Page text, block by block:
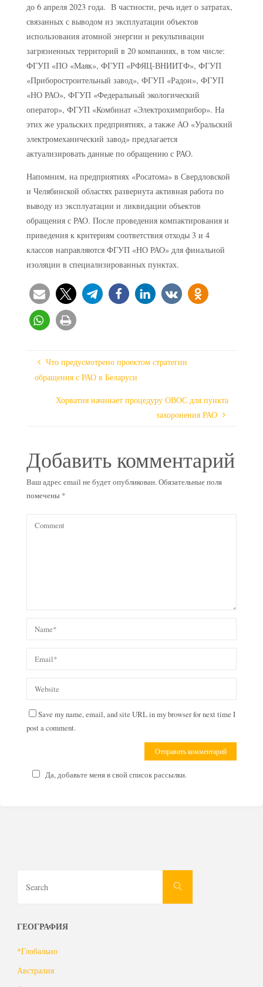
до 6 апреля 2023 года. В частности, речь идет о затратах,
связанных с выводом из эксплуатации объектов
использования атомной энергии и рекультивации
загрязненных территорий в 20 компаниях, в том числе:
ФГУП «ПО «Маяк», ФГУП «РФЯЦ-ВНИИТФ», ФГУП
«Приборостроительный завод», ФГУП «Радон», ФГУП
«НО РАО», ФГУП «Федеральный экологический
оператор», ФГУП «Комбинат «Электрохимприбор». На
этих же уральских предприятиях, а также АО «Уральский
электромеханический завод» предлагается
актуализировать данные по обращению с РАО.
Напомним, на предприятиях «Росатома» в Свердловской
и Челябинской областях развернута активная работа по
выводу из эксплуатации и ликвидации объектов
обращения с РАО. После проведения компактирования и
приведения к критериям соответствия отходы 3 и 4
классов направляются ФГУП «НО РАО» для финальной
изоляции в специализированных пунктах.
Что предусмотрено проектом стратегии
обращения с РАО в Беларуси
Хорватия начинает процедуру ОВОС для пункта
захоронения РАО
Добавить комментарий
Ваш адрес email не будет опубликован.Обязательные поля
помечены *
Save my name, email, and site URL in my browser for next time I
post a comment.
Да, добавьте меня в свой список рассылки.
Search
ГЕОГРАФИЯ
*Глобально
Австралия